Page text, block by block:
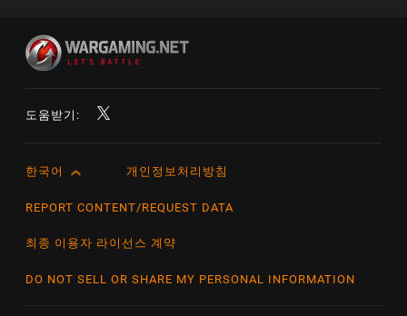
도움받기:
English
Čeština
한국어 개인정보처리방침
REPORT CONTENT/REQUEST DATA
최종 이용자 라이선스 계약
DO NOT SELL OR SHARE MY PERSONAL INFORMATION